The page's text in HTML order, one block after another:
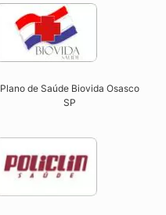
Plano de Saúde Biovida Osasco
SP​